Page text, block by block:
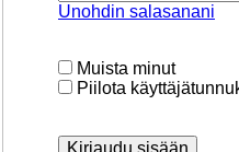
Unohdin salasanani
Muista minut
Piilota